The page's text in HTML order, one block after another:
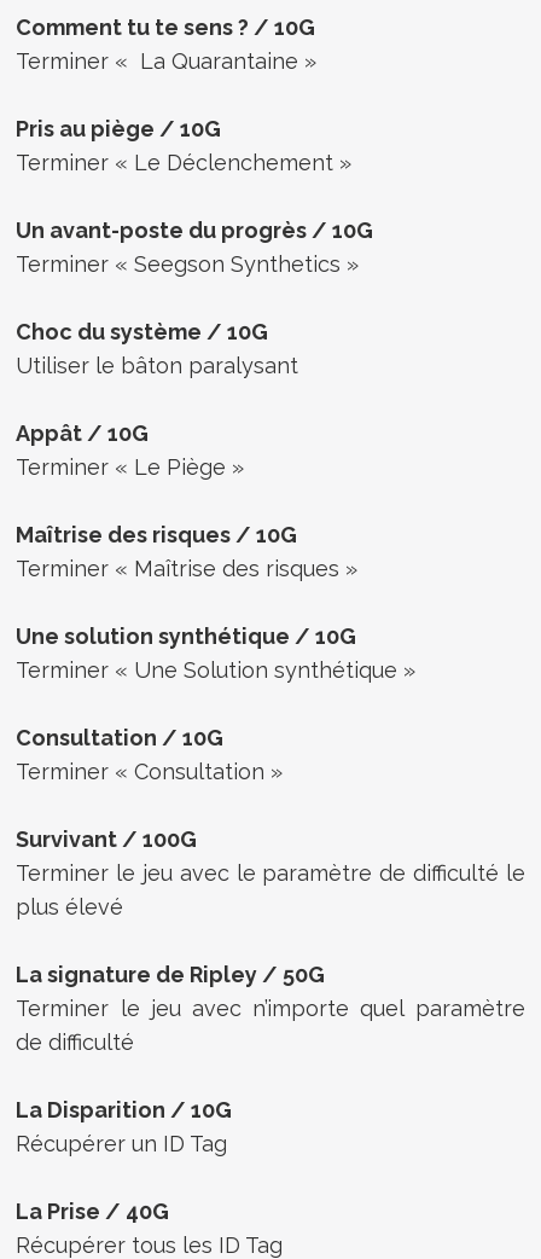
Comment tu te sens ? / 10G
Terminer « La Quarantaine »
Pris au piège / 10G
Terminer « Le Déclenchement »
Un avant-poste du progrès / 10G
Terminer « Seegson Synthetics »
Choc du système / 10G
Utiliser le bâton paralysant
Appât / 10G
Terminer « Le Piège »
Maîtrise des risques / 10G
Terminer « Maîtrise des risques »
Une solution synthétique / 10G
Terminer « Une Solution synthétique »
Consultation / 10G
Terminer « Consultation »
Survivant / 100G
Terminer le jeu avec le paramètre de difficulté le
plus élevé
La signature de Ripley / 50G
Terminer le jeu avec n’importe quel paramètre
de difficulté
La Disparition / 10G
Récupérer un ID Tag
La Prise / 40G
Récupérer tous les ID Tag